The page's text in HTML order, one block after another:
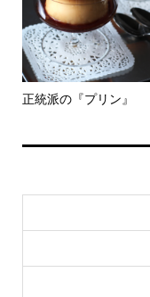
正統派の『プリン』